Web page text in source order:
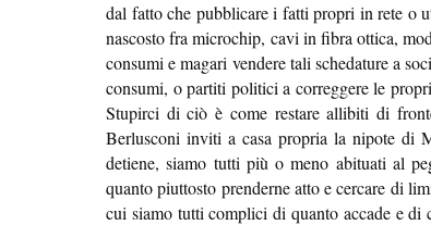
dal fatto che pubblicare i fatti propri in rete o
nascosto fra microchip, cavi in fibra ottica,
consumi e magari vendere tali schedature a
consumi, o partiti politici a correggere le
Stupirci di ciò è come restare allibiti di
Berlusconi inviti a casa propria la nipote di
detiene, siamo tutti più o meno abituati al
quanto piuttosto prenderne atto e cercare di
cui siamo tutti complici di quanto accade e di